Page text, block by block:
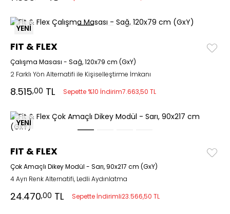
YENİ
FIT & FLEX
Çalışma Masası - Sağ, 120x79 cm (GxY)
2 Farklı Yön Alternatifi ile Kişiselleştirme İmkanı
8.515,00 TL Sepette %10 İndirim7.663,50 TL
YENİ
FIT & FLEX
Çok Amaçlı Dikey Modül - Sarı, 90x217 cm (GxY)
4 Ayrı Renk Alternatifi, Ledli Aydınlatma
24.470,00 TL Sepette İndirimli23.566,50 TL